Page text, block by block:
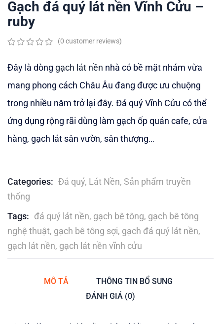
Gạch đá quý lát nền Vĩnh Cửu –
ruby
of
on
ratings
(0 customer reviews)
Đây là dòng gạch lát nền nhà có bề mặt nhám vừa
mang phong cách Châu Âu đang được ưu chuộng
trong nhiều năm trở lại đây. Đá quý Vĩnh Cửu có thể
ứng dụng rộng rãi dùng làm gạch ốp quán cafe, cửa
hàng, gạch lát sân vườn, sân thượng…
Categories: Đá quý, Lát Nền, Sản phẩm truyền
thống
Tags: đá quý lát nền, gạch bê tông, gạch bê tông
nghệ thuật, gạch bê tông sợi, gạch đá quý lát nền,
gạch lát nền, gạch lát nền vĩnh cửu
MÔ TẢ
THÔNG TIN BỔ SUNG
ĐÁNH GIÁ (0)